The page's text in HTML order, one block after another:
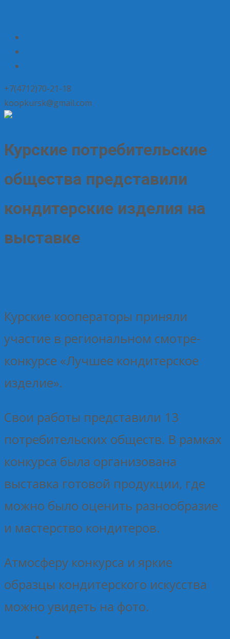
+7(4712)70-21-18
koopkursk@gmail.com
Курские потребительские
общества представили
кондитерские изделия на
выставке
Курские кооператоры приняли
участие в региональном смотре-
конкурсе «Лучшее кондитерское
изделие».
Свои работы представили 13
потребительских обществ. В рамках
конкурса была организована
выставка готовой продукции, где
можно было оценить разнообразие
и мастерство кондитеров.
Атмосферу конкурса и яркие
образцы кондитерского искусства
можно увидеть на фото.